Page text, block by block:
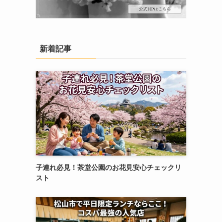
新着記事
子連れ必見！茶堂公園のお花見安心チェックリ
スト